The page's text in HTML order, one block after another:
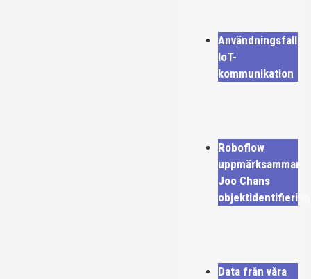
Användningsfall
IoT-
kommunikation
Roboflow
uppmärksammar
Joo Chans
objektidentifiering
Data från våra